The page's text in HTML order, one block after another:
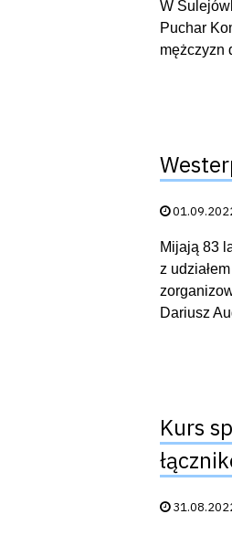
W
Puchar
mężczyzn
Data
Mijają 83
z
Dariusz
Kurs
Data